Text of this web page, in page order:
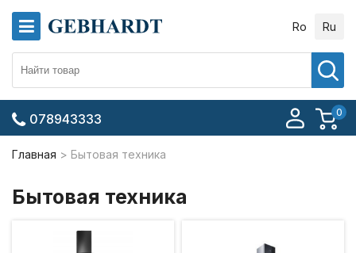
Ro Ru
0
078943333
Главная Бытовая техника
Бытовая техника